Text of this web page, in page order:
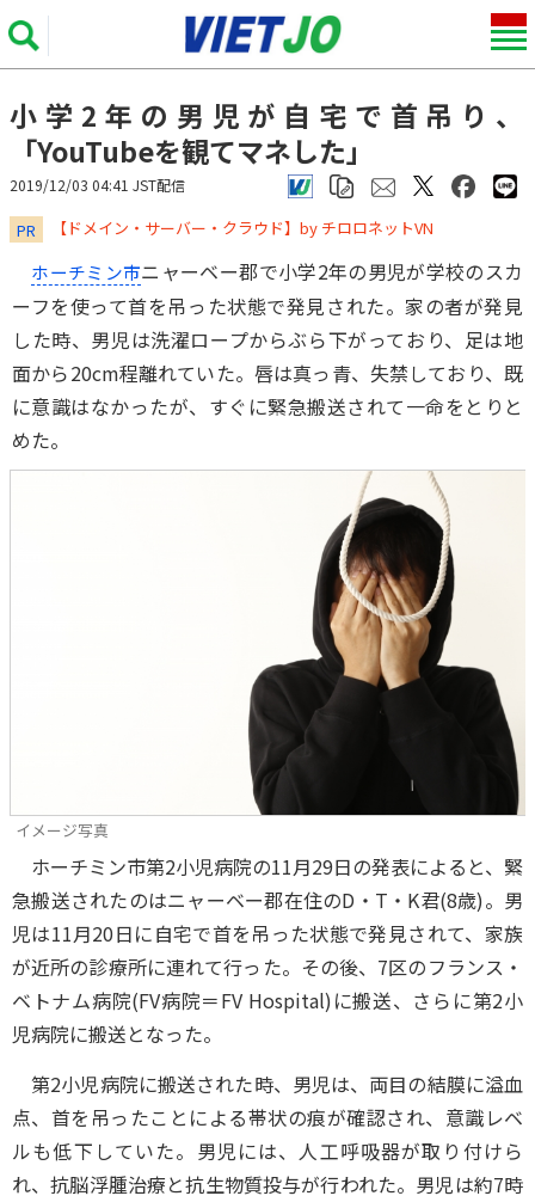
小学2年の男児が自宅で首吊り、
「YouTubeを観てマネした」
2019/12/03 04:41 JST配信
PR ​​​​​​​【ドメイン・サーバー・クラウド】by チロロネットVN
ホーチミン市ニャーベー郡で小学2年の男児が学校のスカ
ーフを使って首を吊った状態で発見された。家の者が発見
した時、男児は洗濯ロープからぶら下がっており、足は地
面から20cm程離れていた。唇は真っ青、失禁しており、既
に意識はなかったが、すぐに緊急搬送されて一命をとりと
めた。
イメージ写真
ホーチミン市第2小児病院の11月29日の発表によると、緊
急搬送されたのはニャーベー郡在住のD・T・K君(8歳)。男
児は11月20日に自宅で首を吊った状態で発見されて、家族
が近所の診療所に連れて行った。その後、7区のフランス・
ベトナム病院(FV病院＝FV Hospital)に搬送、さらに第2小
児病院に搬送となった。
第2小児病院に搬送された時、男児は、両目の結膜に溢血
点、首を吊ったことによる帯状の痕が確認され、意識レベ
ルも低下していた。男児には、人工呼吸器が取り付けら
れ、抗脳浮腫治療と抗生物質投与が行われた。男児は約7時